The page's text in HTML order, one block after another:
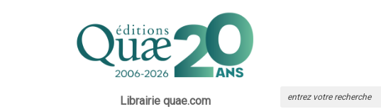
Librairie quae.com